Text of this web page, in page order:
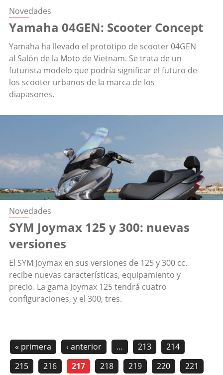
Novedades
Yamaha 04GEN: Scooter Concept
Yamaha ha llevado el prototipo de scooter 04GEN
al Salón de la Moto de Vietnam. Se trata de un
futurista modelo que podría significar el futuro de
los scooter urbanos de la marca de los
diapasones.
Novedades
SYM Joymax 125 y 300: nuevas
versiones
El SYM Joymax en sus versiones de 125 y 300 cc.
recibe nuevas características, equipamiento y
precio. La gama Joymax 125 tendrá cuatro
configuraciones, y el 300, tres.
« primera ‹ anterior … 213
214
215
216 217 218 219 220
221